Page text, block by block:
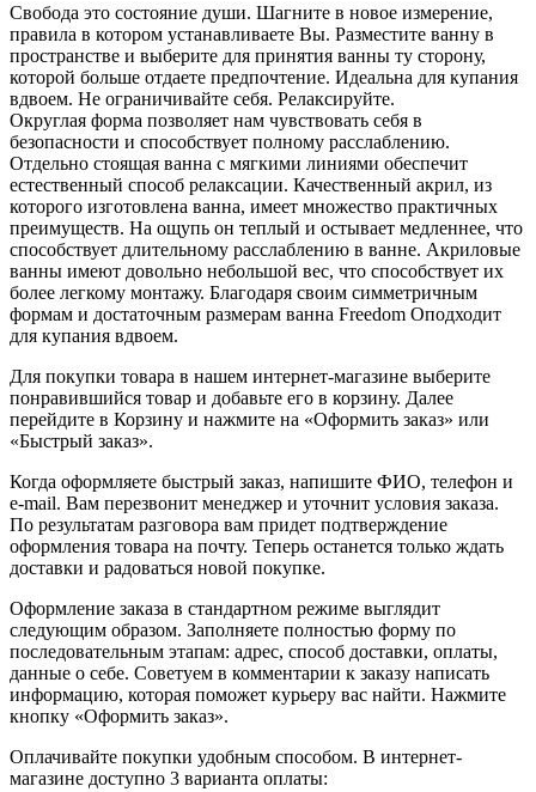
Свобода это состояние души. Шагните в новое измерение,
правила в котором устанавливаете Вы. Разместите ванну в
пространстве и выберите для принятия ванны ту сторону,
которой больше отдаете предпочтение. Идеальна для купания
вдвоем. Не ограничивайте себя. Релаксируйте.
Округлая форма позволяет нам чувствовать себя в
безопасности и способствует полному расслаблению.
Отдельно стоящая ванна с мягкими линиями обеспечит
естественный способ релаксации. Качественный акрил, из
которого изготовлена ванна, имеет множество практичных
преимуществ. На ощупь он теплый и остывает медленнее, что
способствует длительному расслаблению в ванне. Акриловые
ванны имеют довольно небольшой вес, что способствует их
более легкому монтажу. Благодаря своим симметричным
формам и достаточным размерам ванна Freedom Oподходит
для купания вдвоем.
Для покупки товара в нашем интернет-магазине выберите
понравившийся товар и добавьте его в корзину. Далее
перейдите в Корзину и нажмите на «Оформить заказ» или
«Быстрый заказ».
Когда оформляете быстрый заказ, напишите ФИО, телефон и
e-mail. Вам перезвонит менеджер и уточнит условия заказа.
По результатам разговора вам придет подтверждение
оформления товара на почту. Теперь останется только ждать
доставки и радоваться новой покупке.
Оформление заказа в стандартном режиме выглядит
следующим образом. Заполняете полностью форму по
последовательным этапам: адрес, способ доставки, оплаты,
данные о себе. Советуем в комментарии к заказу написать
информацию, которая поможет курьеру вас найти. Нажмите
кнопку «Оформить заказ».
Оплачивайте покупки удобным способом. В интернет-
магазине доступно 3 варианта оплаты: